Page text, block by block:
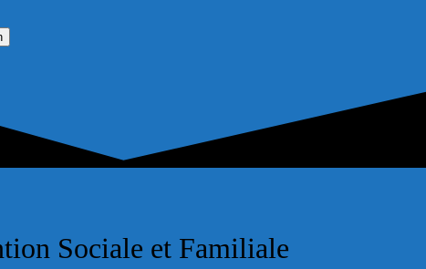
Sociale et Familiale